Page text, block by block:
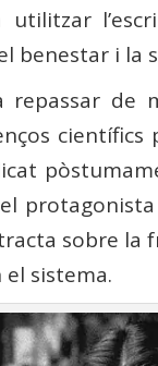
utilitzar
benestar i la
repassar de
tracta sobre
sistema.